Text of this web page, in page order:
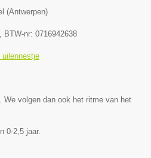
(Antwerpen)
, BTW-nr: 0716942638
uilennestje
We volgen dan ook het ritme van het
0-2,5 jaar.